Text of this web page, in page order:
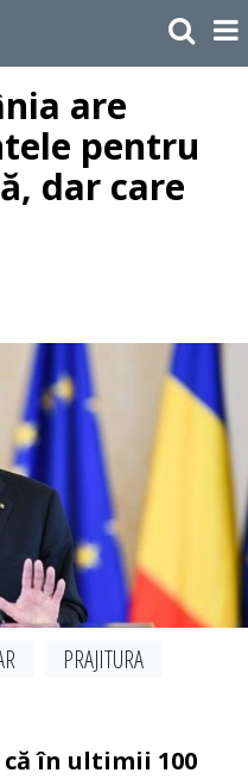
are
pentru
dar care
PRAJITURA
că în ultimii 100